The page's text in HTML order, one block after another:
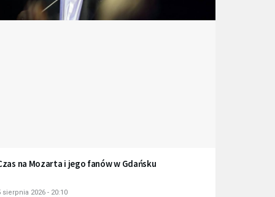
na Mozarta i jego fanów w Gdańsku
sierpnia 2026 - 20:10